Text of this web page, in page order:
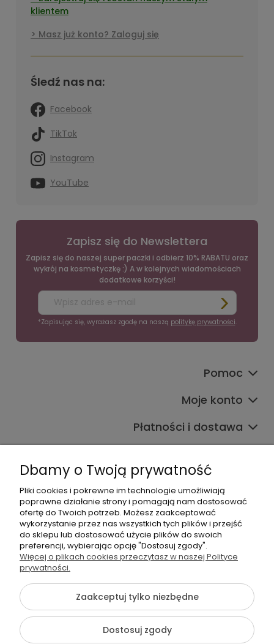
klientem
Masz już konto? Zaloguj się
Śledź nas na:
Facebook
TikTok
Instagram
YouTube
Zapisz się do Newslettera
Zapisz się do naszej super paczki i odbierz 10% RABATU oraz
wykrój na kosmetyczkę :) A w kolejnych wiadomościach
dodatkowe korzyści!
*Zapisując się, wyrażasz zgodę na naszą politykę prywatności.
Pomoc
Moje konto
Płatności i dostawa
+48 605 141 363
{literal}
Dbamy o Twoją prywatność
Pliki cookies i pokrewne im technologie umożliwiają
poprawne działanie strony i pomagają nam dostosować
ofertę do Twoich potrzeb. Możesz zaakceptować
wykorzystanie przez nas wszystkich tych plików i przejść
do sklepu lub dostosować użycie plików do swoich
preferencji, wybierając opcję "Dostosuj zgody".
Więcej o plikach cookies przeczytasz w naszej Polityce
prywatności.
Zaakceptuj tylko niezbędne
Dostosuj zgody